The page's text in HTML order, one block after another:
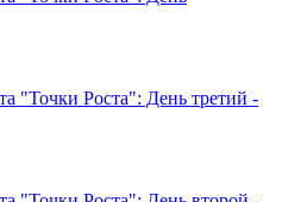
"Точки Роста": День третий -